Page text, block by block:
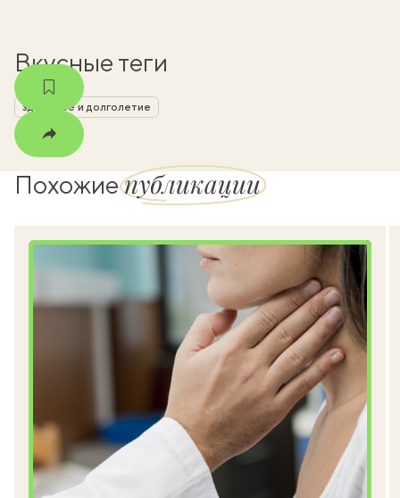
Вкусные теги
здоровье и долголетие
Похожиепубликации